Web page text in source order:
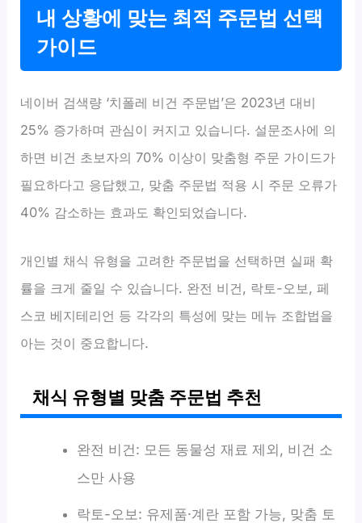
내 상황에 맞는 최적 주문법 선택
가이드
네이버 검색량 ‘치폴레 비건 주문법’은 2023년 대비
25% 증가하며 관심이 커지고 있습니다. 설문조사에 의
하면 비건 초보자의 70% 이상이 맞춤형 주문 가이드가
필요하다고 응답했고, 맞춤 주문법 적용 시 주문 오류가
40% 감소하는 효과도 확인되었습니다.
개인별 채식 유형을 고려한 주문법을 선택하면 실패 확
률을 크게 줄일 수 있습니다. 완전 비건, 락토-오보, 페
스코 베지테리언 등 각각의 특성에 맞는 메뉴 조합법을
아는 것이 중요합니다.
채식 유형별 맞춤 주문법 추천
완전 비건: 모든 동물성 재료 제외, 비건 소
스만 사용
락토-오보: 유제품·계란 포함 가능, 맞춤 토